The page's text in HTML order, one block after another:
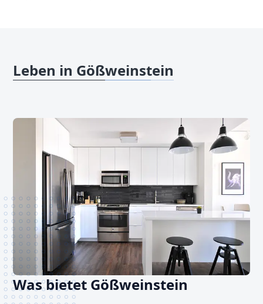
Leben in Gößweinstein
Was bietet Gößweinstein